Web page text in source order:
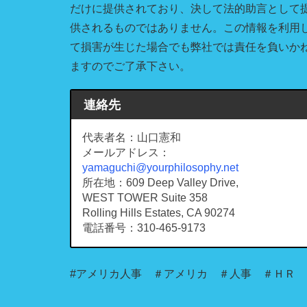
だけに提供されており、決して法的助言として
供されるものではありません。この情報を利用
て損害が生じた場合でも弊社では責任を負いか
ますのでご了承下さい。
連絡先
代表者名：山口憲和
メールアドレス：
yamaguchi@yourphilosophy.net
所在地：609 Deep Valley Drive,
WEST TOWER Suite 358
Rolling Hills Estates, CA 90274
電話番号：310-465-9173
#アメリカ人事 ＃アメリカ ＃人事 ＃ＨＲ